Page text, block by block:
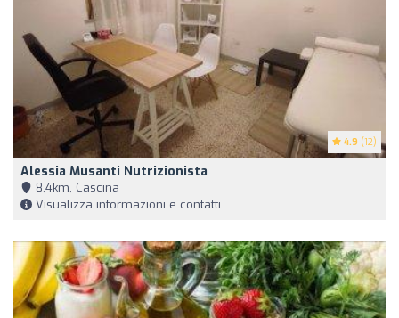
4.9 (12)
Alessia Musanti Nutrizionista
8,4km, Cascina
Visualizza informazioni e contatti